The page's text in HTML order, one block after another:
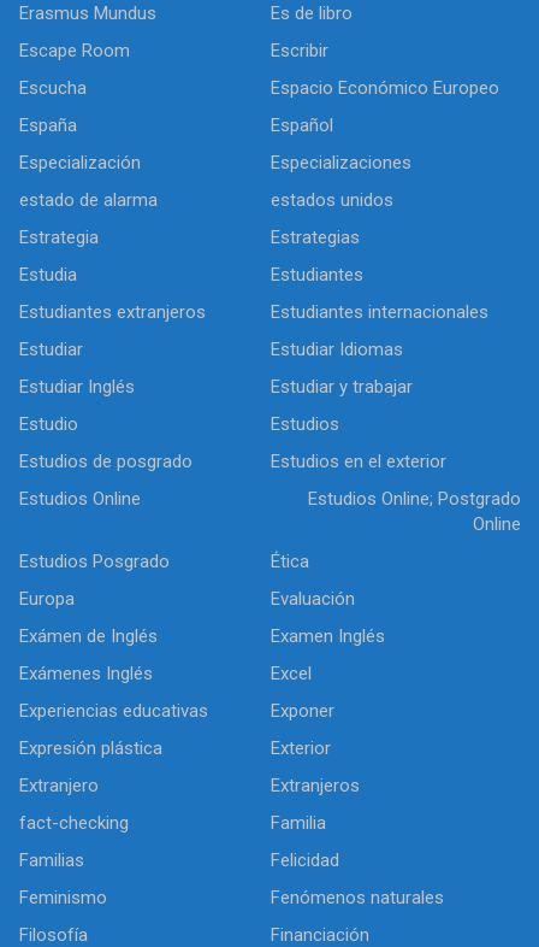
Erasmus Mundus
Es de libro
Escape Room
Escribir
Escucha
Espacio Económico Europeo
España
Español
Especialización
Especializaciones
estado de alarma
estados unidos
Estrategia
Estrategias
Estudia
Estudiantes
Estudiantes extranjeros
Estudiantes internacionales
Estudiar
Estudiar Idiomas
Estudiar Inglés
Estudiar y trabajar
Estudio
Estudios
Estudios de posgrado
Estudios en el exterior
Estudios Online
Estudios Online; Postgrado
Online
Estudios Posgrado
Ética
Europa
Evaluación
Exámen de Inglés
Examen Inglés
Exámenes Inglés
Excel
Experiencias educativas
Exponer
Expresión plástica
Exterior
Extranjero
Extranjeros
fact-checking
Familia
Familias
Felicidad
Feminismo
Fenómenos naturales
Filosofía
Financiación